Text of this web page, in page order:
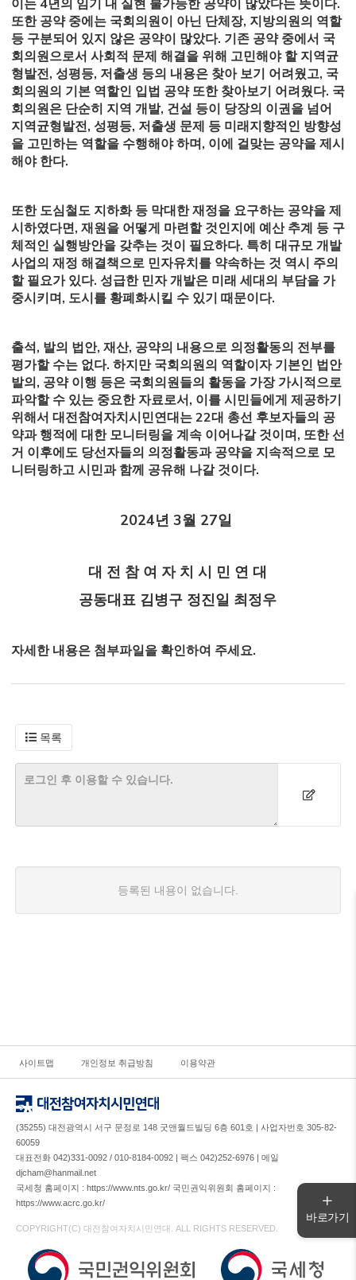
이는 4년의 임기 내 실현 불가능한 공약이 많았다는 뜻이다.
또한 공약 중에는 국회의원이 아닌 단체장, 지방의원의 역할
등 구분되어 있지 않은 공약이 많았다. 기존 공약 중에서 국
회의원으로서 사회적 문제 해결을 위해 고민해야 할 지역균
형발전, 성평등, 저출생 등의 내용은 찾아 보기 어려웠고, 국
회의원의 기본 역할인 입법 공약 또한 찾아보기 어려웠다. 국
회의원은 단순히 지역 개발, 건설 등이 당장의 이권을 넘어
지역균형발전, 성평등, 저출생 문제 등 미래지향적인 방향성
을 고민하는 역할을 수행해야 하며, 이에 걸맞는 공약을 제시
해야 한다.
또한 도심철도 지하화 등 막대한 재정을 요구하는 공약을 제
시하였다면, 재원을 어떻게 마련할 것인지에 예산 추계 등 구
체적인 실행방안을 갖추는 것이 필요하다. 특히 대규모 개발
사업의 재정 해결책으로 민자유치를 약속하는 것 역시 주의
할 필요가 있다. 성급한 민자 개발은 미래 세대의 부담을 가
중시키며, 도시를 황폐화시킬 수 있기 때문이다.
출석, 발의 법안, 재산, 공약의 내용으로 의정활동의 전부를
평가할 수는 없다. 하지만 국회의원의 역할이자 기본인 법안
발의, 공약 이행 등은 국회의원들의 활동을 가장 가시적으로
파악할 수 있는 중요한 자료로서, 이를 시민들에게 제공하기
위해서 대전참여자치시민연대는 22대 총선 후보자들의 공
약과 행적에 대한 모니터링을 계속 이어나갈 것이며, 또한 선
거 이후에도 당선자들의 의정활동과 공약을 지속적으로 모
니터링하고 시민과 함께 공유해 나갈 것이다.
2024년 3월 27일
대 전 참 여 자 치 시 민 연 대
공동대표 김병구 정진일 최정우
자세한 내용은 첨부파일을 확인하여 주세요.
목록
등록된 내용이 없습니다.
사이트맵 개인정보 취급방침 이용약관
(35255) 대전광역시 서구 문정로 148 굿앤월드빌딩 6층 601호 | 사업자번호 305-82-
60059
대표전화 042)331-0092 / 010-8184-0092 | 팩스 042)252-6976 | 메일
djcham@hanmail.net
국세청 홈페이지 : https://www.nts.go.kr/ 국민권익위원회 홈페이지 :
https://www.acrc.go.kr/
COPYRIGHT(C) 대전참여자치시민연대. ALL RIGHTS RESERVED.
바로가기